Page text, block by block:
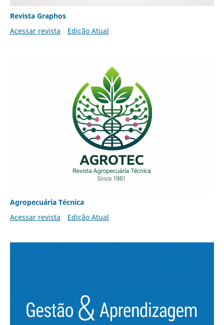
Revista Graphos
Acessar revista
Edição Atual
Agropecuária Técnica
Acessar revista
Edição Atual